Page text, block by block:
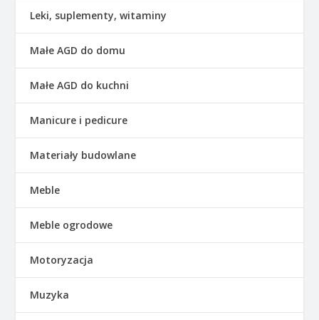
Leki, suplementy, witaminy
Małe AGD do domu
Małe AGD do kuchni
Manicure i pedicure
Materiały budowlane
Meble
Meble ogrodowe
Motoryzacja
Muzyka